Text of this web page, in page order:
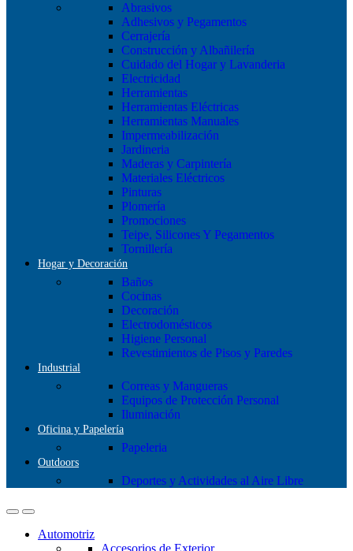
Abrasivos
Adhesivos y Pegamentos
Cerrajería
Construcción y Albañilería
Cuidado del Hogar y Lavanderia
Electricidad
Herramientas
Herramientas Eléctricas
Herramientas Manuales
Impermeabilización
Jardineria
Maderas y Carpintería
Materiales Eléctricos
Pinturas
Plomería
Promociones
Teipe, Silicones Y Pegamentos
Tornillería
Hogar y Decoración
Baños
Cocinas
Decoración
Electrodomésticos
Higiene Personal
Revestimientos de Pisos y Paredes
Industrial
Correas y Mangueras
Equipos de Protección Personal
Iluminación
Oficina y Papelería
Papeleria
Outdoors
Deportes y Actividades al Aire Libre
Automotriz
Accesorios de Exterior